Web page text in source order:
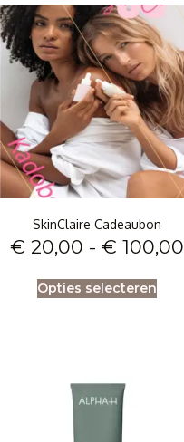
SkinClaire Cadeaubon
€ 20,00 - € 100,00
Opties selecteren